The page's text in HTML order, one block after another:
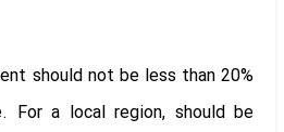
should not be less than 20%
For a local region, should be